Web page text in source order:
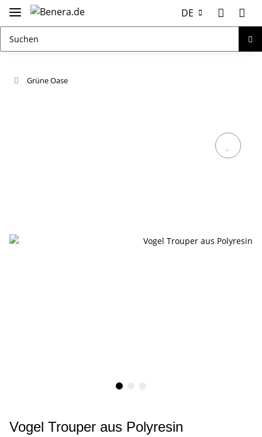
DE
Grüne Oase
Vogel Trouper aus Polyresin